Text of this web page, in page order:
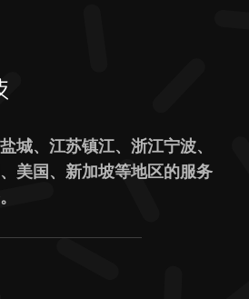
城、江苏镇江、浙江宁波、
美国、新加坡等地区的服务